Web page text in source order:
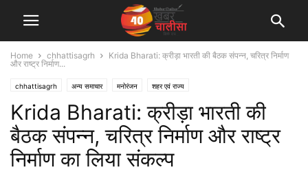
Home chhattisagrh
Krida Bharati: क्रीड़ा भारती की बैठक संपन्न, चरित्र निर्माण
और राष्ट्र निर्माण...
chhattisagrh अन्य समाचार मनोरंजन शहर एवं राज्य
Krida Bharati: क्रीड़ा भारती की
बैठक संपन्न, चरित्र निर्माण और राष्ट्र
निर्माण का लिया संकल्प